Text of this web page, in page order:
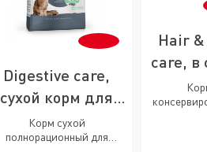
Digestive care,
сухой корм для
кошек для
поддержания
Корм сухой
полнорационный для
Hair
care, в
корм